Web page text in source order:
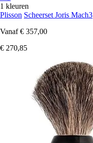
1 kleuren
Plisson Scheerset Joris Mach3
Vanaf € 357,00
€ 270,85